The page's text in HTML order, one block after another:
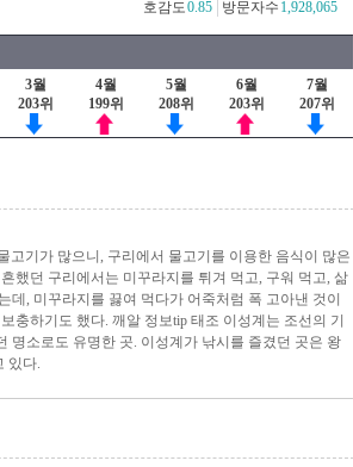
방문자수 1,928,065
호감도0.85
3월
203위
4월
199위
5월
208위
6월
203위
7월
207위
고기가 많으니, 구리에서 물고기를 이용한 음식이 많은
했던 구리에서는 미꾸라지를 튀겨 먹고, 구워 먹고, 삶
데, 미꾸라지를 끓여 먹다가 어죽처럼 폭 고아낸 것이
충하기도 했다. 깨알 정보tip 태조 이성계는 조선의 기
명소로도 유명한 곳. 이성계가 낚시를 즐겼던 곳은 왕
있다.